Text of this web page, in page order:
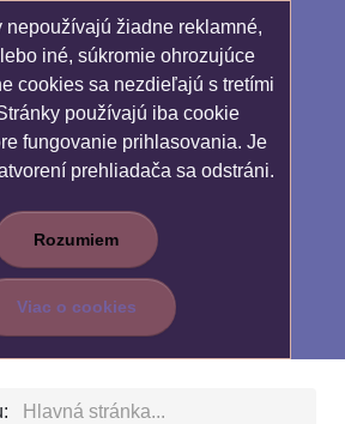
nepoužívajú žiadne reklamné,
iné, súkromie ohrozujúce
cookies sa nezdieľajú s tretími
používajú iba cookie
fungovanie prihlasovania. Je
prehliadača sa odstráni.
Rozumiem
Viac o cookies
Hlavná stránka...